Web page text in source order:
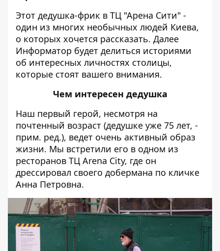
Этот дедушка-фрик в ТЦ "Арена Сити" -
один из многих необычных людей Киева,
о которых хочется рассказать. Далее
Информатор будет делиться историями
об интересных личностях столицы,
которые стоят вашего внимания.
Чем интересен дедушка
Наш первый герой, несмотря на
почтенный возраст (дедушке уже 75 лет, -
прим. ред.), ведет очень активный образ
жизни. Мы встретили его в одном из
ресторанов ТЦ Arena City, где он
дрессировал своего добермана по кличке
Анна Петровна.